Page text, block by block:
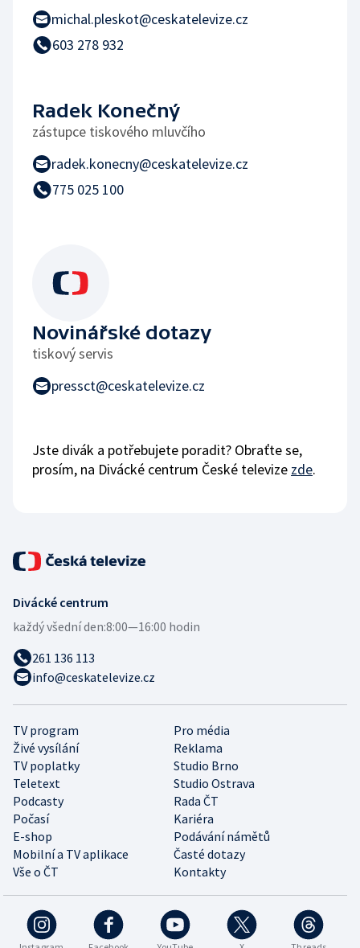
michal.pleskot@ceskatelevize.cz
603 278 932
Radek Konečný
zástupce tiskového mluvčího
radek.konecny@ceskatelevize.cz
775 025 100
Novinářské dotazy
tiskový servis
pressct@ceskatelevize.cz
Jste divák a potřebujete poradit? Obraťte se,
prosím, na Divácké centrum České televize zde.
Divácké centrum
každý všední den:8:00—16:00 hodin
261 136 113
info@ceskatelevize.cz
TV program
Pro média
Živé vysílání
Reklama
TV poplatky
Studio Brno
Teletext
Studio Ostrava
Podcasty
Rada ČT
Počasí
Kariéra
E-shop
Podávání námětů
Mobilní a TV aplikace
Časté dotazy
Vše o ČT
Kontakty